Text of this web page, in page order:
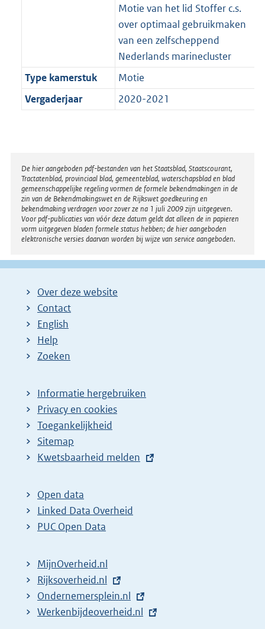
Motie van het lid Stoffer c.s.
over optimaal gebruikmaken
van een zelfscheppend
Nederlands marinecluster
Type kamerstuk
Motie
Vergaderjaar
2020-2021
Disclaimer
De hier aangeboden pdf-bestanden van het Staatsblad, Staatscourant,
Tractatenblad, provinciaal blad, gemeenteblad, waterschapsblad en blad
gemeenschappelijke regeling vormen de formele bekendmakingen in de
zin van de Bekendmakingswet en de Rijkswet goedkeuring en
bekendmaking verdragen voor zover ze na 1 juli 2009 zijn uitgegeven.
Voor pdf-publicaties van vóór deze datum geldt dat alleen de in papieren
vorm uitgegeven bladen formele status hebben; de hier aangeboden
elektronische versies daarvan worden bij wijze van service aangeboden.
Over deze website
Contact
English
Help
Zoeken
Informatie hergebruiken
Privacy en cookies
Toegankelijkheid
Sitemap
E
t
e
r
l
i
n
k
Kwetsbaarheid melden
Open data
Linked Data Overheid
PUC Open Data
MijnOverheid.nl
E
x
t
Rijksoverheid.nl
E
x
Ondernemersplein.nl
E
Werkenbijdeoverheid.nl